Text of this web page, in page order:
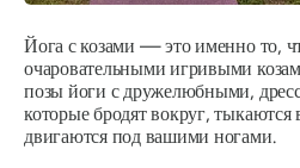
Йога с козами — это именно то,
очаровательными игривыми
позы йоги с дружелюбными,
которые бродят вокруг,
двигаются под вашими ногами.